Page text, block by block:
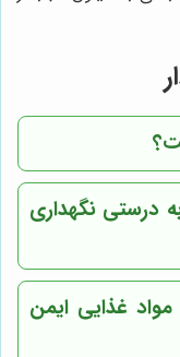
درستی نگهداری
مواد غذایی ایمن